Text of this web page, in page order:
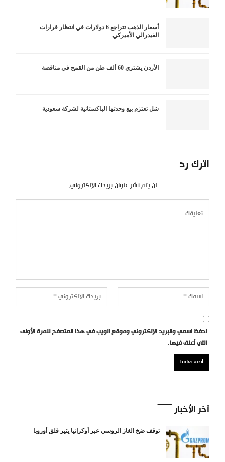
أسعار الذهب تتراجع 6 دولارات في انتظار قرارات
الفيدرالي الأميركي
الأردن يشتري 60 ألف طن من القمح في مناقصة
شل تعتزم بيع وحدتها الباكستانية لشركة سعودية
اترك رد
لن يتم نشر عنوان بريدك الإلكتروني.
احفظ اسمي والبريد الإلكتروني وموقع الويب في هذا المتصفح للمرة الأولى
التي أعلق فيها.
آخر الأخبار
توقف ضخ الغاز الروسي عبر أوكرانيا يثير قلق أوروبا